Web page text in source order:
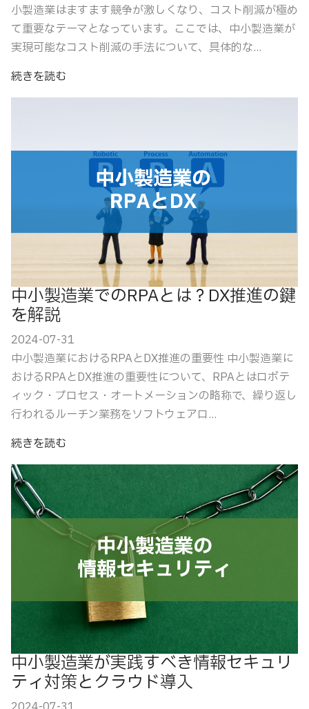
小製造業はますます競争が激しくなり、コスト削減が極め
て重要なテーマとなっています。ここでは、中小製造業が
実現可能なコスト削減の手法について、具体的な...
続きを読む
中小製造業でのRPAとは？DX推進の鍵
を解説
2024-07-31
中小製造業におけるRPAとDX推進の重要性 中小製造業に
おけるRPAとDX推進の重要性について、RPAとはロボテ
ィック・プロセス・オートメーションの略称で、繰り返し
行われるルーチン業務をソフトウェアロ...
続きを読む
中小製造業が実践すべき情報セキュリ
ティ対策とクラウド導入